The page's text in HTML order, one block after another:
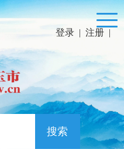
登录 | 注册 |
搜索